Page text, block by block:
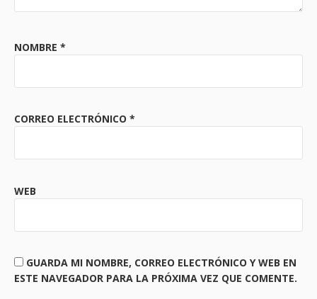
NOMBRE *
CORREO ELECTRÓNICO *
WEB
GUARDA MI NOMBRE, CORREO ELECTRÓNICO Y WEB EN
ESTE NAVEGADOR PARA LA PRÓXIMA VEZ QUE COMENTE.